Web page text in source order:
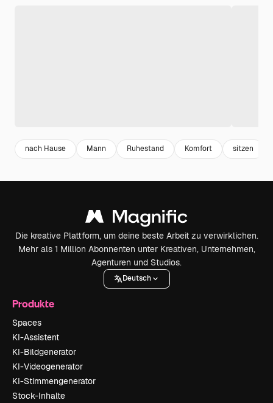
nach Hause Mann Ruhestand Komfort sitzen
Die kreative Plattform, um deine beste Arbeit zu verwirklichen.
Mehr als 1 Million Abonnenten unter Kreativen, Unternehmen,
Agenturen und Studios.
Deutsch
Produkte
Spaces
KI-Assistent
KI-Bildgenerator
KI-Videogenerator
KI-Stimmengenerator
Stock-Inhalte